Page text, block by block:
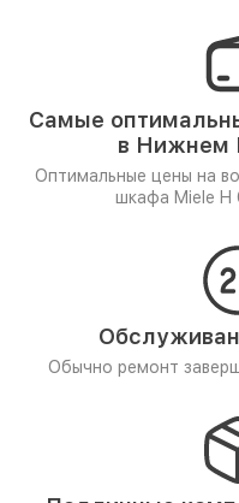
Самые
в Нижнем
Оптимальные цены на
шкафа Miele H
Обычно ремонт